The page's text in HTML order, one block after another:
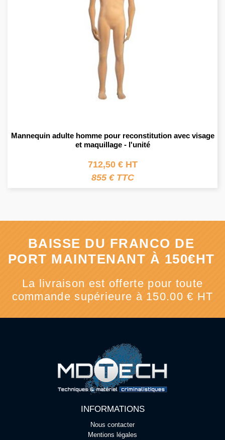
Mannequin adulte homme pour reconstitution avec visage
et maquillage - l'unité
712,50 € HT
855 € TTC
BAISSE DU FRANCO DE
PORT MAINTENANT À 150€HT
La livraison est offerte pour toute
commande supérieure à 150.00 € HT
INFORMATIONS
Nous contacter
Mentions légales